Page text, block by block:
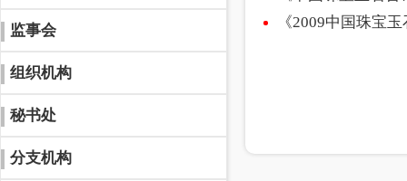
监事会
组织机构
秘书处
分支机构
《2009中国珠宝